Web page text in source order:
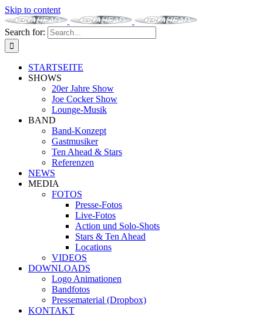
Skip to content
Search for:
STARTSEITE
SHOWS
20er Jahre Show
Joe Cocker Show
Lounge-Musik
BAND
Band-Konzept
Gastmusiker
Ten Ahead & Stars
Referenzen
NEWS
MEDIA
FOTOS
Presse-Fotos
Live-Fotos
Action und Solo-Shots
Stars & Ten Ahead
Locations
VIDEOS
DOWNLOADS
Logo Animationen
Bandfotos
Pressematerial (Dropbox)
KONTAKT